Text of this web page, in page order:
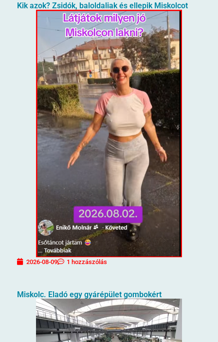
Kik azok? Zsidók, baloldaliak és ellepik Miskolcot
2026-08-09 1 hozzászólás
Miskolc. Eladó egy gyárépület gombokért